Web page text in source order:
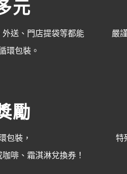
元
送、門店提袋等都能
環包裝。
嚴
勵
包裝，
啡、霜淇淋兌換券！
特